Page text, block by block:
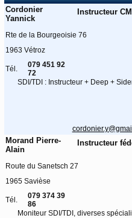
Cordonier
Yannick
Instructeur
Rte de la Bourgeoisie 76
1963 Vétroz
Tél.
079 451 92
72
SDI/TDI : Instructeur + Deep +
Morand Pierre-
Alain
Instructeur
Route du Sanetsch 27
1965 Savièse
Tél.
079 374 39
86
Moniteur SDI/TDI, diverses